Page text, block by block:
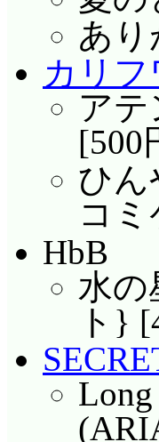
あ
カリフ
ア
[500
ひん
コ
HbB
水の
ト}